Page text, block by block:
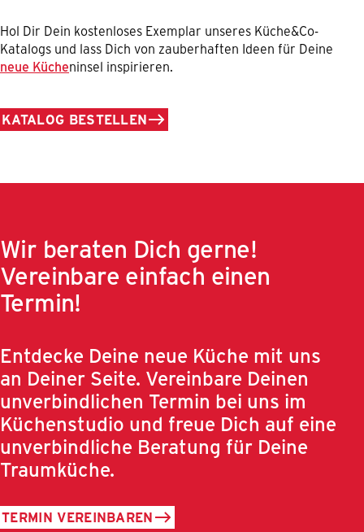
Hol Dir Dein kostenloses Exemplar unseres Küche&Co-
Katalogs und lass Dich von zauberhaften Ideen für Deine
neue Kücheninsel inspirieren.
KATALOG BESTELLEN
Wir beraten Dich gerne!
Vereinbare einfach einen
Termin!
Entdecke Deine neue Küche mit uns
an Deiner Seite. Vereinbare Deinen
unverbindlichen Termin bei uns im
Küchenstudio und freue Dich auf eine
unverbindliche Beratung für Deine
Traumküche.
TERMIN VEREINBAREN